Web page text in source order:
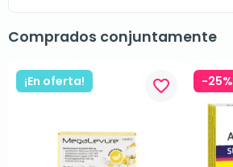
Comprados conjuntamente
¡En oferta! favorite_border -25%